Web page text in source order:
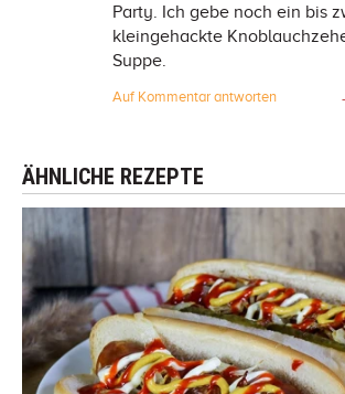
Party. Ich gebe noch ein bis
kleingehackte
Suppe.
Auf Kommentar antworten
ÄHNLICHE REZEPTE